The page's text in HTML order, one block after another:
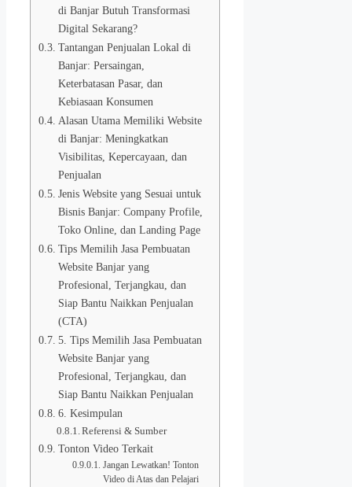
di Banjar Butuh Transformasi
Digital Sekarang?
Tantangan Penjualan Lokal di
Banjar: Persaingan,
Keterbatasan Pasar, dan
Kebiasaan Konsumen
Alasan Utama Memiliki Website
di Banjar: Meningkatkan
Visibilitas, Kepercayaan, dan
Penjualan
Jenis Website yang Sesuai untuk
Bisnis Banjar: Company Profile,
Toko Online, dan Landing Page
Tips Memilih Jasa Pembuatan
Website Banjar yang
Profesional, Terjangkau, dan
Siap Bantu Naikkan Penjualan
(CTA)
5. Tips Memilih Jasa Pembuatan
Website Banjar yang
Profesional, Terjangkau, dan
Siap Bantu Naikkan Penjualan
6. Kesimpulan
Referensi & Sumber
Tonton Video Terkait
Jangan Lewatkan! Tonton
Video di Atas dan Pelajari